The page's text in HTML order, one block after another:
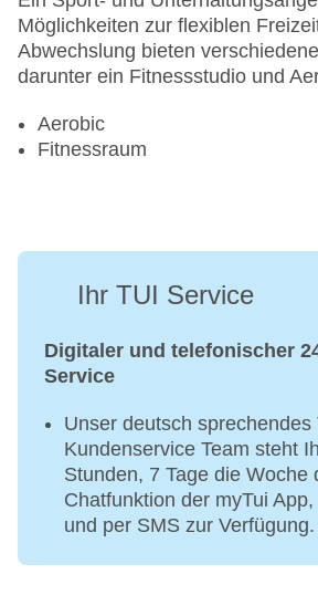
Möglichkeiten zur flexiblen
Abwechslung bieten
darunter ein Fitnessstudio und
Aerobic
Fitnessraum
Ihr TUI Service
Digitaler und telefonischer
Service
Unser deutsch sprechendes
Kundenservice Team steht
Stunden, 7 Tage die Woche
Chatfunktion der myTui
und per SMS zur Verfügung.